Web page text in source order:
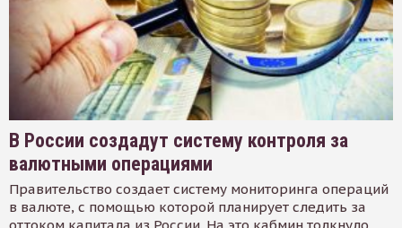
В России создадут систему контроля за
валютными операциями
Правительство создает систему мониторинга операций
в валюте, с помощью которой планирует следить за